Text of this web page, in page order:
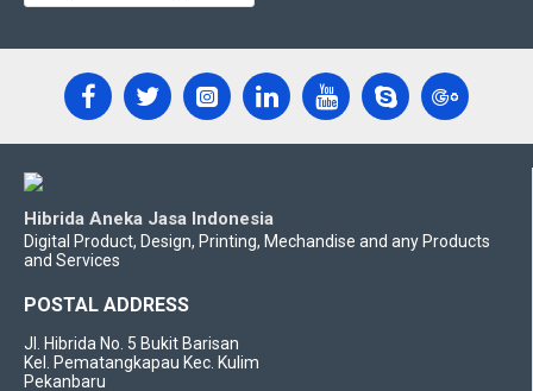
Hibrida Aneka Jasa Indonesia
Digital Product, Design, Printing, Mechandise and any Products
and Services
POSTAL ADDRESS
Jl. Hibrida No. 5 Bukit Barisan
Kel. Pematangkapau Kec. Kulim
Pekanbaru